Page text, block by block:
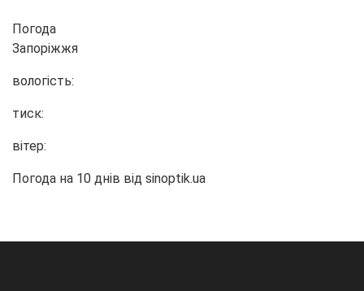
Погода
Запоріжжя
вологість:
тиск:
вітер:
Погода на 10 днів від sinoptik.ua